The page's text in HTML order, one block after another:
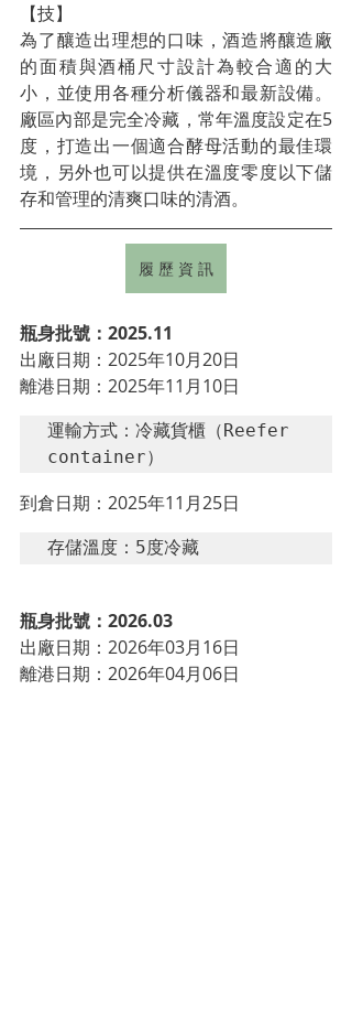
【技】
為了釀造出理想的口味，酒造將釀造廠
的面積與酒桶尺寸設計為較合適的大
小，並使用各種分析儀器和最新設備。
廠區內部是完全冷藏，常年溫度設定在5
度，打造出一個適合酵母活動的最佳環
境，另外也可以提供在溫度零度以下儲
存和管理的清爽口味的清酒。
履 歷 資 訊
瓶身批號：2025.11
出廠日期：2025年10月20日
離港日期：2025年11月10日
運輸方式：冷藏貨櫃（Reefer
container）
到倉日期：2025年11月25日
存儲溫度：5度冷藏
瓶身批號：2026.03
出廠日期： 2026年03月16日
離港日期： 2026年04月06日